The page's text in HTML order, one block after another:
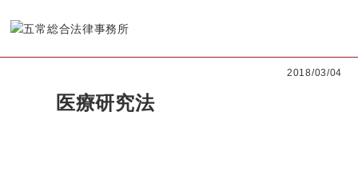
2018/03/04
医療研究法